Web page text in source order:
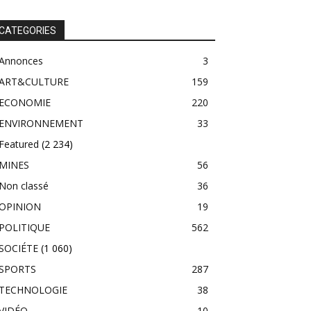
3
159
220
33
(2 234)
56
classé
36
19
562
(1 060)
287
38